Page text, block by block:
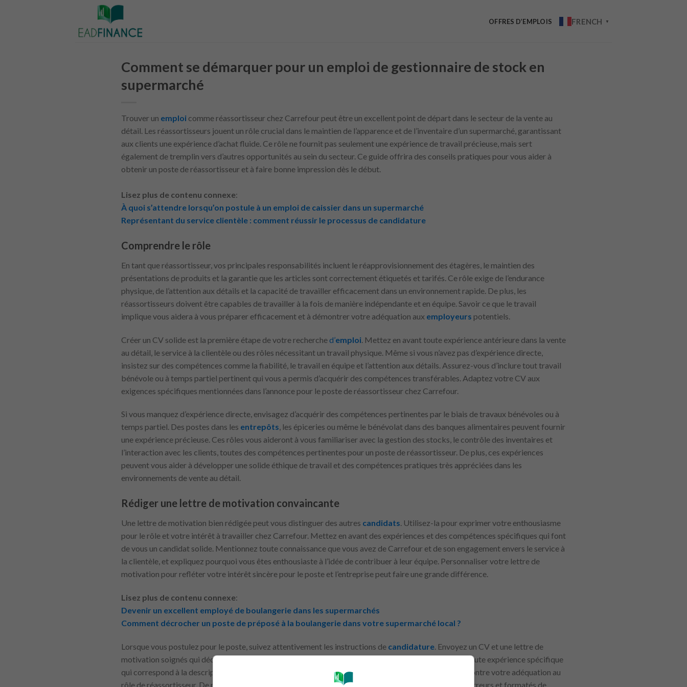
OFFRES D’EMPLOIS FRENCH ▼
Comment se démarquer pour un emploi de gestionnaire de stock en
supermarché
Trouver un emploi comme réassortisseur chez Carrefour peut être un excellent point de départ dans le secteur de la vente au
détail. Les réassortisseurs jouent un rôle crucial dans le maintien de l’apparence et de l’inventaire d’un supermarché, garantissant
aux clients une expérience d’achat fluide. Ce rôle ne fournit pas seulement une expérience de travail précieuse, mais sert
également de tremplin vers d’autres opportunités au sein du secteur. Ce guide offrira des conseils pratiques pour vous aider à
obtenir un poste de réassortisseur et à faire bonne impression dès le début.
Lisez plus de contenu connexe:
À quoi s’attendre lorsqu’on postule à un emploi de caissier dans un supermarché
Représentant du service clientèle : comment réussir le processus de candidature
Comprendre le rôle
En tant que réassortisseur, vos principales responsabilités incluent le réapprovisionnement des étagères, le maintien des
présentations de produits et la garantie que les articles sont correctement étiquetés et tarifés. Ce rôle exige de l’endurance
physique, de l’attention aux détails et la capacité de travailler efficacement dans un environnement rapide. De plus, les
réassortisseurs doivent être capables de travailler à la fois de manière indépendante et en équipe. Savoir ce que le travail
implique vous aidera à vous préparer efficacement et à démontrer votre adéquation aux employeurs potentiels.
Créer un CV solide est la première étape de votre recherched’emploi . Mettez en avant toute expérience antérieure dans la vente
au détail, le service à la clientèle ou des rôles nécessitant un travail physique. Même si vous n’avez pas d’expérience directe,
insistez sur des compétences comme la fiabilité, le travail en équipe et l’attention aux détails. Assurez-vous d’inclure tout travail
bénévole ou à temps partiel pertinent qui vous a permis d’acquérir des compétences transférables. Adaptez votre CV aux
exigences spécifiques mentionnées dans l’annonce pour le poste de réassortisseur chez Carrefour.
Si vous manquez d’expérience directe, envisagez d’acquérir des compétences pertinentes par le biais de travaux bénévoles ou à
temps partiel. Des postes dans les entrepôts, les épiceries ou même le bénévolat dans des banques alimentaires peuvent fournir
une expérience précieuse. Ces rôles vous aideront à vous familiariser avec la gestion des stocks, le contrôle des inventaires et
l’interaction avec les clients, toutes des compétences pertinentes pour un poste de réassortisseur. De plus, ces expériences
peuvent vous aider à développer une solide éthique de travail et des compétences pratiques très appréciées dans les
environnements de vente au détail.
Rédiger une lettre de motivation convaincante
Une lettre de motivation bien rédigée peut vous distinguer des autres candidats. Utilisez-la pour exprimer votre enthousiasme
pour le rôle et votre intérêt à travailler chez Carrefour. Mettez en avant des expériences et des compétences spécifiques qui font
de vous un candidat solide. Mentionnez toute connaissance que vous avez de Carrefour et de son engagement envers le service à
la clientèle, et expliquez pourquoi vous êtes enthousiaste à l’idée de contribuer à leur équipe. Personnaliser votre lettre de
motivation pour refléter votre intérêt sincère pour le poste et l’entreprise peut faire une grande différence.
Lisez plus de contenu connexe:
Devenir un excellent employé de boulangerie dans les supermarchés
Comment décrocher un poste de préposé à la boulangerie dans votre supermarché local ?
Lorsque vous postulez pour le poste, suivez attentivement les instructions de candidature . Envoyez un CV et une lettre de
motivation soignés qui décrivent clairement vos qualifications. Assurez-vous de mettre en évidence toute expérience spécifique
qui correspond à la description du poste. L’attention aux détails lors du processus de candidature démontre votre adéquation au
rôle de réassortisseur. De plus, assurez-vous que tous vos documents de candidature sont exempts d’erreurs et formatés de